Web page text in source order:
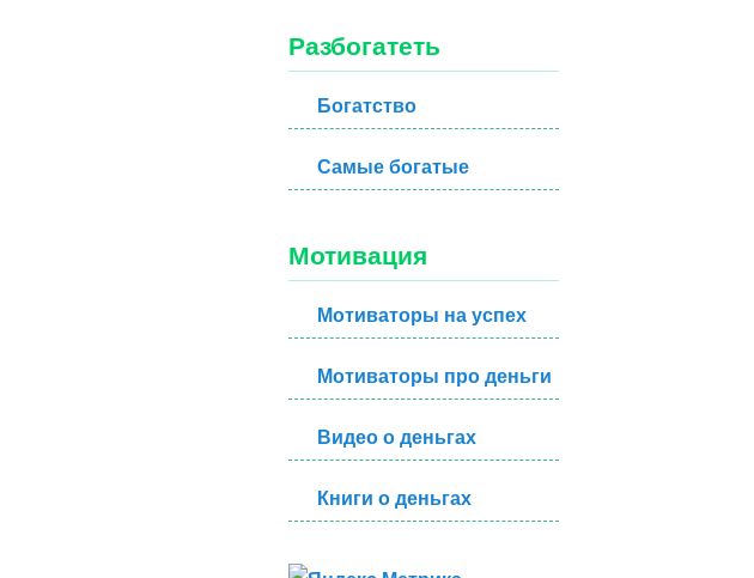
Разбогатеть
Богатство
Самые богатые
Мотивация
Мотиваторы на успех
Мотиваторы про деньги
Видео о деньгах
Книги о деньгах